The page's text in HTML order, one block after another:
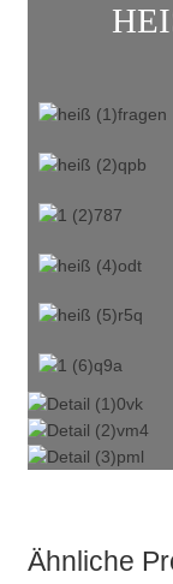
Ähnliche